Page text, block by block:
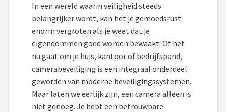
Teceye
Smartwares
ieGeek
Alle merken →
In een wereld waarin veiligheid steeds
belangrijker wordt, kan het je gemoedsrust
enorm vergroten als je weet dat je
eigendommen goed worden bewaakt. Of het
nu gaat om je huis, kantoor of bedrijfspand,
camerabeveiliging is een integraal onderdeel
geworden van moderne beveiligingssystemen.
Maar laten we eerlijk zijn, een camera alleen is
niet genoeg. Je hebt een betrouwbare